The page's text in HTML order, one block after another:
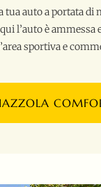
tua auto a portata di
l’auto è ammessa
sportiva e